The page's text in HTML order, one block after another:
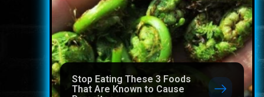
Stop Eating These 3 Foods
That Are Known to Cause